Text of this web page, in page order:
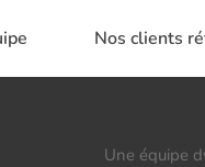
Nos clients
Une équipe